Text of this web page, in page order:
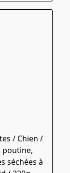
/ Chien /
poutine,
séchées à